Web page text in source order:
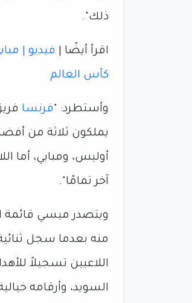
ذلك".
اقرأ أيضًا | فيديو |
كأس العالم
وأستطرد: "فرنسا
يملكون ثلاثة من
أوليس، ومبابي، أما
آخر تمامًا".
اللاعبين تسجيلاً
السويد، وأرقامه